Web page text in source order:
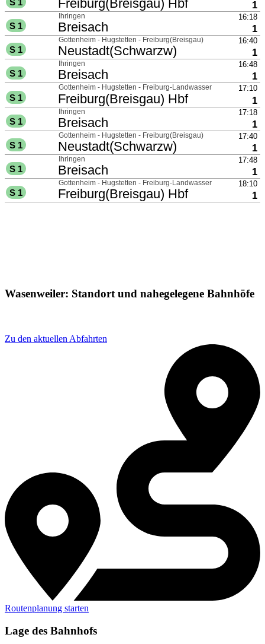
Wasenweiler: Standort und nahegelegene Bahnhöfe
Zu den aktuellen Abfahrten
Routenplanung starten
Lage des Bahnhofs